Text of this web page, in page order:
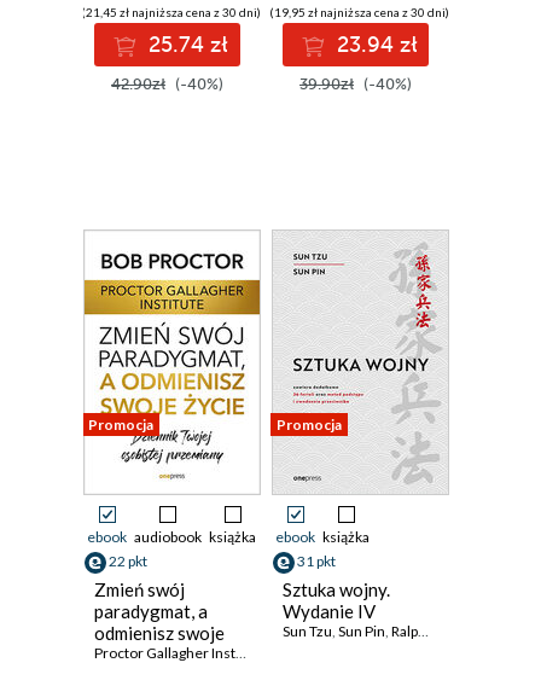
życie
(21,45 zł najniższa cena z 30 dni)
25.74 zł
42.90zł (-40%)
(19,95 zł najniższa cena z 30 dni)
23.94 zł
39.90zł (-40%)
Promocja
ebook audiobook książka
22 pkt
Zmień swój
paradygmat, a
odmienisz swoje
życie. Dziennik
Proctor Gallagher Institute
Promocja
ebook książka
31 pkt
Sztuka wojny.
Wydanie IV
Sun Tzu, Sun Pin, Ralph D. Sawyer (Translator)